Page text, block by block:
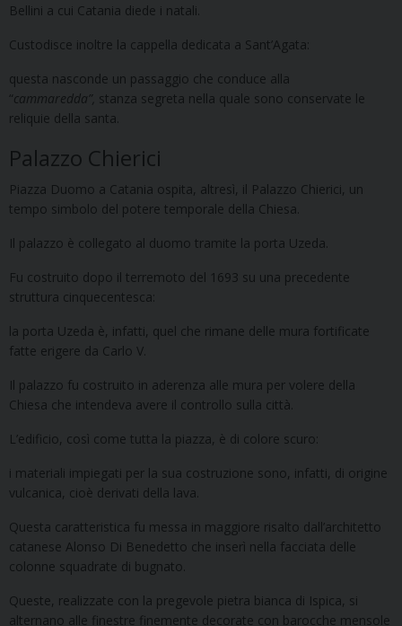
Bellini a cui Catania diede i natali.
Custodisce inoltre la cappella dedicata a Sant’Agata:
questa nasconde un passaggio che conduce alla
“cammaredda”, stanza segreta nella quale sono conservate le
reliquie della santa.
Palazzo Chierici
Piazza Duomo a Catania ospita, altresì, il Palazzo Chierici, un
tempo simbolo del potere temporale della Chiesa.
Il palazzo è collegato al duomo tramite la porta Uzeda.
Fu costruito dopo il terremoto del 1693 su una precedente
struttura cinquecentesca:
la porta Uzeda è, infatti, quel che rimane delle mura fortificate
fatte erigere da Carlo V.
Il palazzo fu costruito in aderenza alle mura per volere della
Chiesa che intendeva avere il controllo sulla città.
L’edificio, così come tutta la piazza, è di colore scuro:
i materiali impiegati per la sua costruzione sono, infatti, di origine
vulcanica, cioè derivati della lava.
Questa caratteristica fu messa in maggiore risalto dall’architetto
catanese Alonso Di Benedetto che inserì nella facciata delle
colonne squadrate di bugnato.
Queste, realizzate con la pregevole pietra bianca di Ispica, si
alternano alle finestre finemente decorate con barocche mensole